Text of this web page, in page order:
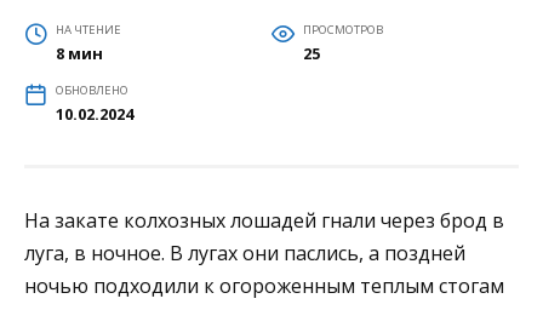
НА ЧТЕНИЕ
8 мин
ПРОСМОТРОВ
25
ОБНОВЛЕНО
10.02.2024
На закате колхозных лошадей гнали через брод в
луга, в ночное. В лугах они паслись, а поздней
ночью подходили к огороженным теплым стогам